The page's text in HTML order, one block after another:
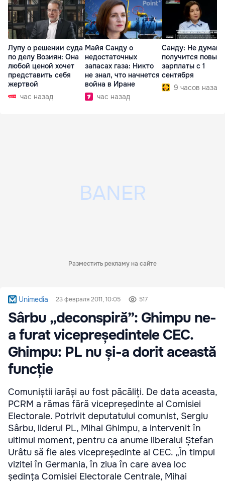
Лупу о решении суда
по делу Возиян: Она
любой ценой хочет
представить себя
жертвой
час назад
Майя Санду о
недостаточных
запасах газа: Никто
не знал, что начнется
война в Иране
час назад
Санду: Не думаю,
получится
зарплаты с 1
сентября
9 часов назад
Разместить рекламу на сайте
Unimedia 23 февраля 2011, 10:05 517
Sârbu „deconspiră”: Ghimpu ne-
a furat vicepreședintele CEC.
Ghimpu: PL nu și-a dorit această
funcție
Comuniștii iarăși au fost păcăliți. De data aceasta,
PCRM a rămas fără vicepreședinte al Comisiei
Electorale. Potrivit deputatului comunist, Sergiu
Sârbu, liderul PL, Mihai Ghimpu, a intervenit în
ultimul moment, pentru ca anume liberalul Ștefan
Urâtu să fie ales vicepreședinte al CEC. „În timpul
vizitei în Germania, în ziua în care avea loc
ședința Comisiei Electorale Centrale, Mihai